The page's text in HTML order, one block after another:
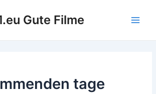
Gute Filme
tage